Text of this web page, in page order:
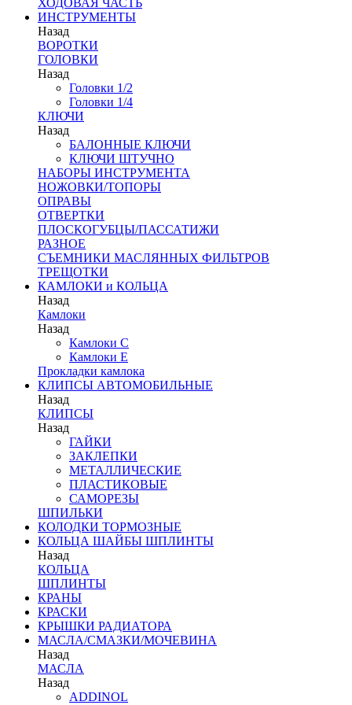
ХОДОВАЯ ЧАСТЬ
ИНСТРУМЕНТЫ
Назад
ВОРОТКИ
ГОЛОВКИ
Назад
Головки 1/2
Головки 1/4
КЛЮЧИ
Назад
БАЛОННЫЕ КЛЮЧИ
КЛЮЧИ ШТУЧНО
НАБОРЫ ИНСТРУМЕНТА
НОЖОВКИ/ТОПОРЫ
ОПРАВЫ
ОТВЕРТКИ
ПЛОСКОГУБЦЫ/ПАССАТИЖИ
РАЗНОЕ
СЪЕМНИКИ МАСЛЯННЫХ ФИЛЬТРОВ
ТРЕЩОТКИ
КАМЛОКИ и КОЛЬЦА
Назад
Камлоки
Назад
Камлоки C
Камлоки Е
Прокладки камлока
КЛИПСЫ АВТОМОБИЛЬНЫЕ
Назад
КЛИПСЫ
Назад
ГАЙКИ
ЗАКЛЕПКИ
МЕТАЛЛИЧЕСКИЕ
ПЛАСТИКОВЫЕ
САМОРЕЗЫ
ШПИЛЬКИ
КОЛОДКИ ТОРМОЗНЫЕ
КОЛЬЦА ШАЙБЫ ШПЛИНТЫ
Назад
КОЛЬЦА
ШПЛИНТЫ
КРАНЫ
КРАСКИ
КРЫШКИ РАДИАТОРА
МАСЛА/СМАЗКИ/МОЧЕВИНА
Назад
МАСЛА
Назад
ADDINOL